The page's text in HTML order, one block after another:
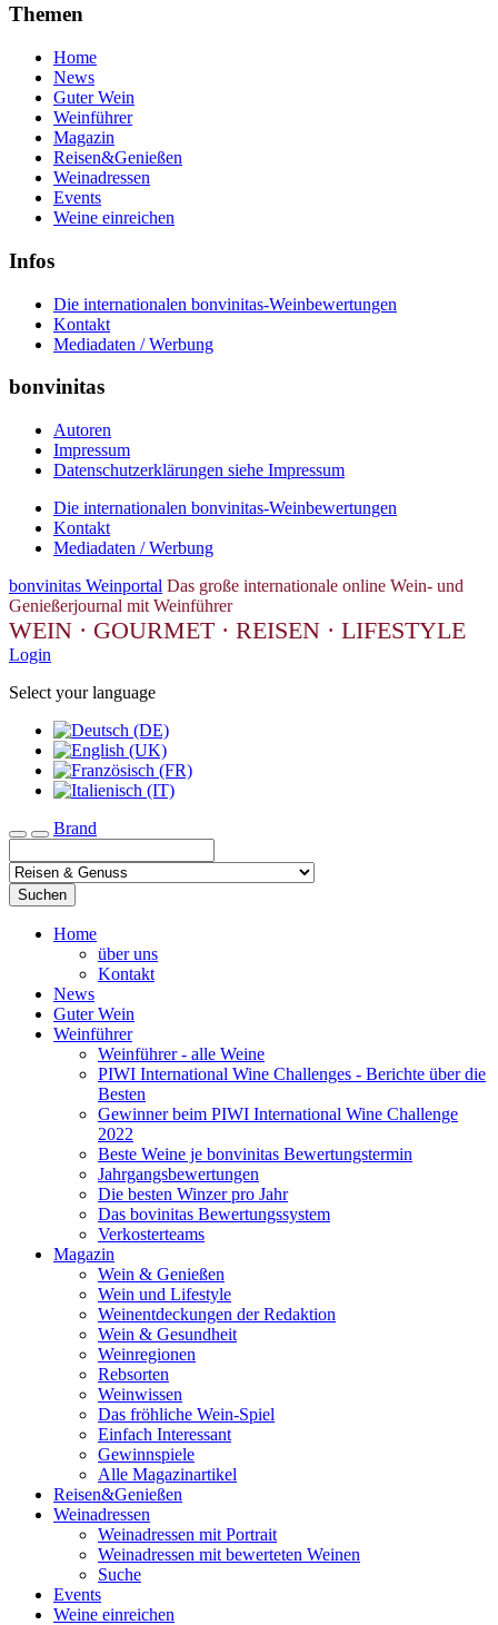
Themen
Home
News
Guter Wein
Weinführer
Magazin
Reisen&Genießen
Weinadressen
Events
Weine einreichen
Infos
Die internationalen bonvinitas-Weinbewertungen
Kontakt
Mediadaten / Werbung
bonvinitas
Autoren
Impressum
Datenschutzerklärungen siehe Impressum
Die internationalen bonvinitas-Weinbewertungen
Kontakt
Mediadaten / Werbung
bonvinitas Weinportal Das große internationale online Wein- und
Genießerjournal mit Weinführer
WEIN · GOURMET · REISEN · LIFESTYLE
Login
Select your language
Toggle navigation
Brand
Suchen
Home
über uns
Kontakt
News
Guter Wein
Weinführer
Weinführer - alle Weine
PIWI International Wine Challenges - Berichte über die
Besten
Gewinner beim PIWI International Wine Challenge
2022
Beste Weine je bonvinitas Bewertungstermin
Jahrgangsbewertungen
Die besten Winzer pro Jahr
Das bovinitas Bewertungssystem
Verkosterteams
Magazin
Wein & Genießen
Wein und Lifestyle
Weinentdeckungen der Redaktion
Wein & Gesundheit
Weinregionen
Rebsorten
Weinwissen
Das fröhliche Wein-Spiel
Einfach Interessant
Gewinnspiele
Alle Magazinartikel
Reisen&Genießen
Weinadressen
Weinadressen mit Portrait
Weinadressen mit bewerteten Weinen
Suche
Events
Weine einreichen